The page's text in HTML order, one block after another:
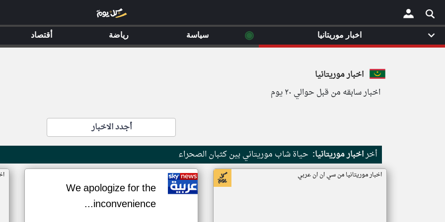
×
اخبار موريتانيا
اخبار سابقه من قبل حوالي ٢٠ يوم
أجدد الاخبار
أخراخبار موريتانيا: حياة شاب موريتاني بين كثبان الصحراء
اخبار موريتانيا من سي ان ان عربي
We apologize for the
inconvenience...
اخبار موريتانيا ◉ سياسة رياضة أقتصاد